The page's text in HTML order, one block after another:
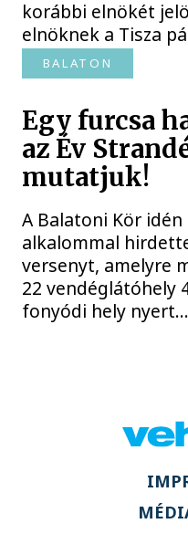
korábbi elnökét
elnöknek a Tisza
BALATON
Egy furcsa
az Év
mutatjuk!
A Balatoni Kör
alkalommal
versenyt, amelyre
22 vendéglátóhely
fonyódi hely nyert...